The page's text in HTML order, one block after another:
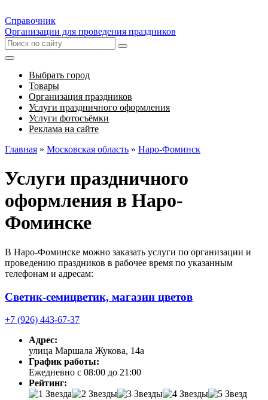
Справочник
Организации для проведения праздников
Выбрать город
Товары
Организация праздников
Услуги праздничного оформления
Услуги фотосъёмки
Реклама на сайте
Главная » Московская область » Наро-Фоминск
Услуги праздничного
оформления в Наро-
Фоминске
В Наро-Фоминске можно заказать услуги по организации и
проведению праздников в рабочее время по указанным
телефонам и адресам:
Светик-семицветик, магазин цветов
+7 (926) 443-67-37
Адрес:
улица Маршала Жукова, 14а
График работы:
Ежедневно с 08:00 до 21:00
Рейтинг: